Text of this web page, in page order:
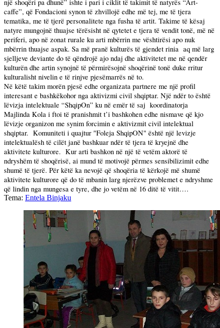
një shoqëri pa dhunë” ishte i pari i ciklit të takimit të natyrës “Art-
caffe”, që Fondacioni synon të zhvillojë edhe më tej, me të tjera
tematika, me të tjerë personalitete nga fusha të artit. Takime të kësaj
natyre mungojnë thuajse tërësisht në qytetet e tjera të vendit tonë, më në
periferi, apo në zonat rurale ku arti mbërrin me vështirësi apo nuk
mbërrin thuajse aspak. Sa më pranë kulturës të gjendet rinia aq më larg
sjelljeve deviante do të qëndrojë ajo ndaj dhe aktivitetet me në qendër
kulturën dhe artin synojnë të përmirësojnë shoqërinë tonë duke rritur
kulturalisht nivelin e të rinjve pjesëmarrës në to.
Në këtë takim morën pjesë edhe organizata partnere me një profil
interesant e bashkëkohor nga aktivizmi civil shqiptar. Një ndër to është
lëvizja intelektuale “ShqipOn” ku në emër të saj koordinatorja
Majlinda Kola i ftoi të pranishmit t’i bashkohen edhe nismave që kjo
lëvizje organizon me synim forcimin e aktivizmit civil intelektual
shqiptar. Komuniteti i quajtur "Foleja ShqipON" është një levizje
intelektualësh të cilët janë bashkuar ndër të tjera të kryejnë dhe
aktivitete kulturore. Kur arti bashkon në një të vetëm aktorë të
ndryshëm të shoqërisë, ai mund të motivojë përmes sensibilizimit edhe
shumë të tjerë. Për këtë ka nevojë që shoqëria të kërkojë më shumë
aktivitete kulturore që do të mbanin larg njerëzve problemet e ndryshme
që lindin nga mungesa e tyre, dhe jo vetëm në 16 ditë të vitit….
Tema: Entela Binjaku